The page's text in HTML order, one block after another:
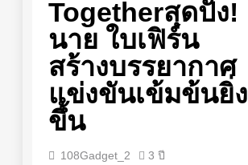
Togetherสุดปัง!
นาย ใบเฟิร์น
สร้างบรรยากาศ
แข่งขันเข้มข้นยิ่ง
ขึ้น
108Gadget_2
3 ปี